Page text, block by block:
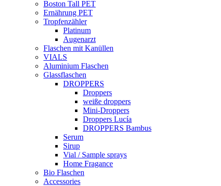
Boston Tall PET
Ernährung PET
Tropfenzähler
Platinum
Augenarzt
Flaschen mit Kanüllen
VIALS
Aluminium Flaschen
Glassflaschen
DROPPERS
Droppers
weiße droppers
Mini-Droppers
Droppers Lucía
DROPPERS Bambus
Serum
Sirup
Vial / Sample sprays
Home Fragance
Bio Flaschen
Accessories